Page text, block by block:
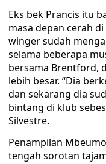
Eks bek Prancis itu
masa depan cerah
winger sudah
selama beberapa
bersama Brentford,
lebih besar. “Dia
dan sekarang dia
bintang di klub
Silvestre.
Penampilan
tengah sorotan